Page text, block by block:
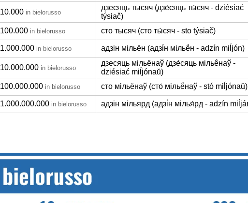
10.000 in bielorusso
дзесяць тысяч (дзе́сяць ты́сяч - dziésiać
týsiač)
100.000 in bielorusso сто тысяч (сто ты́сяч - sto týsiač)
1.000.000 in bielorusso адзін мільён (адзі́н мільё́н - adzín miĺjón)
10.000.000 in bielorusso
дзесяць мільёнаў (дзе́сяць мільё́наў -
dziésiać miĺjónaŭ)
100.000.000 in bielorusso сто мільёнаў (сто́ мільё́наў - stó miĺjónaŭ)
1.000.000.000 in bielorusso адзін мільярд (адзі́н мілья́рд - adzín